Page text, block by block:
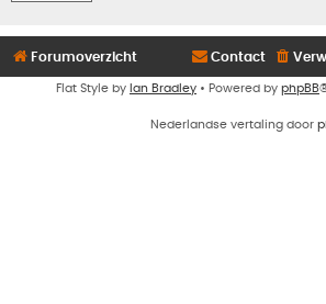
Forumoverzicht Contact
Flat Style by Ian Bradley • Powered by phpBB
Nederlandse vertaling door